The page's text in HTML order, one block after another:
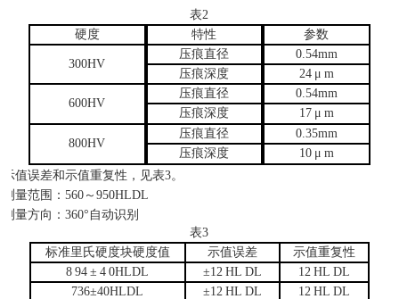
表2
硬度
特性 参数
300HV
压痕直径
0.54mm
压痕深度
24 μ m
600HV
压痕直径
0.54mm
压痕深度
17 μ m
800HV
压痕直径
0.35mm
压痕深度
10 μ m
示值误差和示值重复性，见表3。
测量范围： 560～950HLDL
测量方向： 360°自动识别
表3
标准里氏硬度块硬度值
示值误差
示值重复性
8 94 ± 4 0HLDL ±12 HL DL 12 HL DL
736±40HLDL
±12 HL DL 12 HL DL